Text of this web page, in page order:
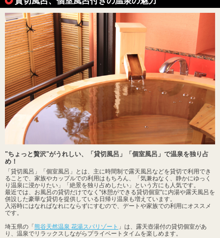
"ちょっと贅沢"がうれしい、「貸切風呂」「個室風呂」で温泉を独り占
め！
「貸切風呂」「個室風呂」とは、主に時間制で露天風呂などを貸切で利用でき
ることで、家族やカップルでの利用はもちろん、「気兼ねなく、静かにゆっく
り温泉に浸かりたい」「絶景を独り占めしたい」という方にも人気です。
最近では、お風呂の貸切だけでなく"休憩ができる貸切個室"に内湯や露天風呂を
併設した豪華な貸切を提供している日帰り温泉も増えています。
入浴時にはなればなれにならずにすむので、デートや家族での利用にオススメ
です。
埼玉県の「 熊谷天然温泉 花湯スパリゾート 」は、露天壺湯付の貸切個室があ
り、温泉でリラックスしながらプライベートタイムを楽しめます。